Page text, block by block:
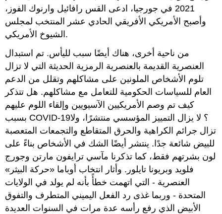
2021 في جورجيا، ادعى القس رافائيل وارنوك الفوز،
وأصبح الأمريكي الأفريقي الحادي عشر المنتخب لمجلس
الشيوخ الأمريكي.
من ناحية أخرى، هناك أيضًا سبب لليأس. تم استبدال
العنصرية القديمة بالعنصرية الرمزية الحديثة التي لا تزال
تلوم الأشخاص الملونين على مشاكلهم وتقلل من الدعم
العام للسياسات الحكومية للتعامل مع مشاكلهم. هل تتذكر
كيف تم وصم الأمريكيين الآسيويين وإلقاء اللوم عليهم
بسبب COVID-19؟ لا يزال التمييز المؤسسي منتشرًا، ولا
تزال جرائم الكراهية والحرق المتقاطع والتجمعات المتعصبة
للبيض شائعة جدًا. ينتشر أيضًا الشك في الأشخاص بناءً على
لون بشرتهم فقط، كما تذكرنا مآسي ترايفون مارتن وجورج
فلويد وبريونا تايلور. وأثار انتخاب أوباما «حركة البيثر»
العنصرية - التي اتهمت خطأً بأنه لم يولد في الولايات
المتحدة - وربما غذى رد الفعل اليميني المتطرف والتفوق
الأبيض الذي رفع رأسه عدة مرات في السنوات العديدة